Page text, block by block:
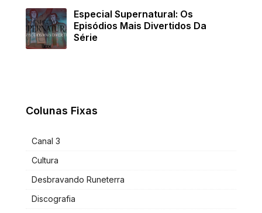
Especial Supernatural: Os
Episódios Mais Divertidos Da
Série
Colunas Fixas
Canal 3
Cultura
Desbravando Runeterra
Discografia